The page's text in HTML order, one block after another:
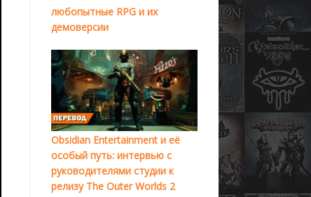
любопытные RPG и их
демоверсии
Obsidian Entertainment и её
особый путь: интервью с
руководителями студии к
релизу The Outer Worlds 2